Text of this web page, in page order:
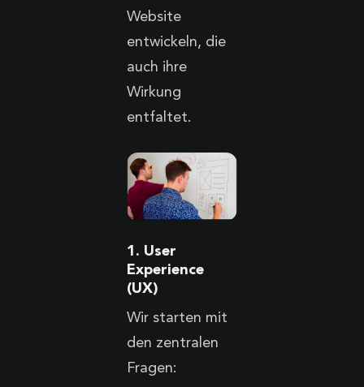
Website
entwickeln, die
auch ihre
Wirkung
entfaltet.
1. User
Experience
(UX)
Wir starten mit
den zentralen
Fragen: